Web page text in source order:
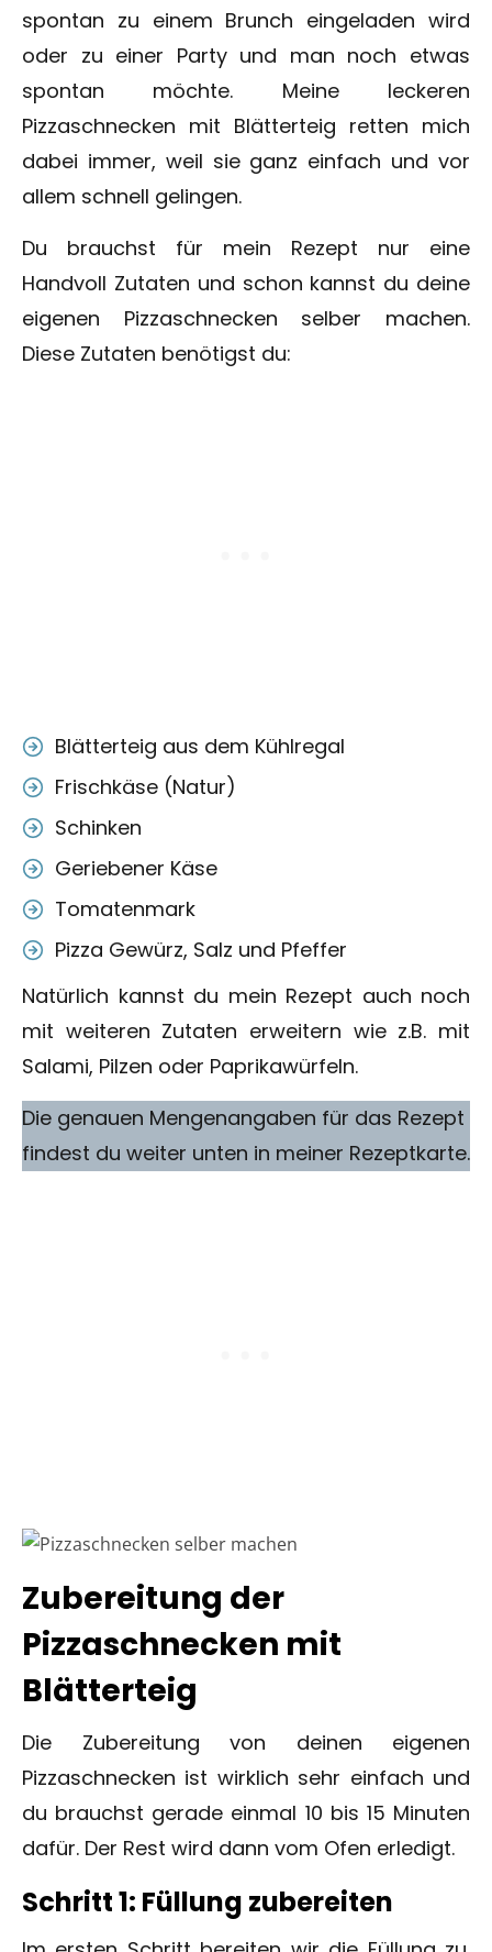
spontan zu einem Brunch eingeladen wird
oder zu einer Party und man noch etwas
spontan möchte. Meine leckeren
Pizzaschnecken mit Blätterteig retten mich
dabei immer, weil sie ganz einfach und vor
allem schnell gelingen.
Du brauchst für mein Rezept nur eine
Handvoll Zutaten und schon kannst du deine
eigenen Pizzaschnecken selber machen.
Diese Zutaten benötigst du:
Blätterteig aus dem Kühlregal
Frischkäse (Natur)
Schinken
Geriebener Käse
Tomatenmark
Pizza Gewürz, Salz und Pfeffer
Natürlich kannst du mein Rezept auch noch
mit weiteren Zutaten erweitern wie z.B. mit
Salami, Pilzen oder Paprikawürfeln.
Die genauen Mengenangaben für das Rezept
findest du weiter unten in meiner Rezeptkarte.
Zubereitung der
Pizzaschnecken mit
Blätterteig
Die Zubereitung von deinen eigenen
Pizzaschnecken ist wirklich sehr einfach und
du brauchst gerade einmal 10 bis 15 Minuten
dafür. Der Rest wird dann vom Ofen erledigt.
Schritt 1: Füllung zubereiten